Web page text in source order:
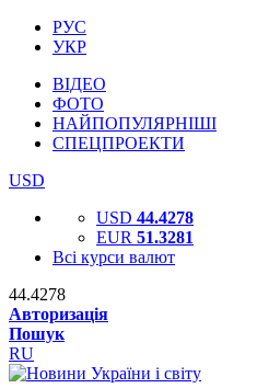
РУС
УКР
ВІДЕО
ФОТО
НАЙПОПУЛЯРНІШІ
СПЕЦПРОЕКТИ
USD
USD 44.4278
EUR 51.3281
Всі курси валют
44.4278
Авторизація
Пошук
RU